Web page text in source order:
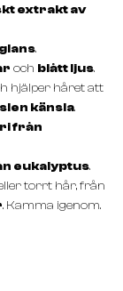
extrakt av
glans.
och blått ljus.
hjälper håret att
känsla.
från
eukalyptus.
torrt hår, från
. Kamma igenom.